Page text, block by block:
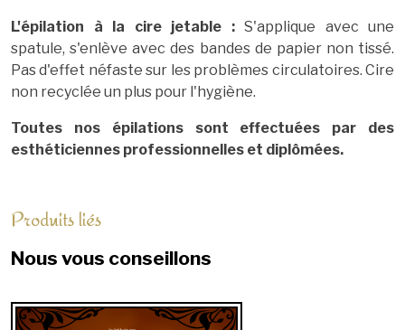
L'épilation à la cire jetable :S'applique avec une
spatule, s'enlève avec des bandes de papier non tissé.
Pas d'effet néfaste sur les problèmes circulatoires. Cire
non recyclée un plus pour l'hygiène.
Toutes nos épilations sont effectuées par des
esthéticiennes professionnelles et diplômées.
Produits liés
Nous vous conseillons